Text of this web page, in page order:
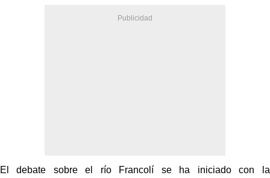
El debate sobre el río Francolí se ha iniciado con la